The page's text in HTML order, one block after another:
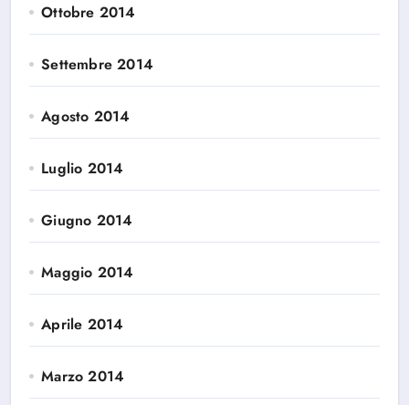
Ottobre 2014
Settembre 2014
Agosto 2014
Luglio 2014
Giugno 2014
Maggio 2014
Aprile 2014
Marzo 2014